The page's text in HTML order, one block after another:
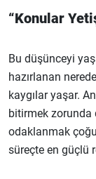
“Konular
Bu düşünceyi
hazırlanan
kaygılar yaşar.
bitirmek zorunda
odaklanmak
süreçte en güçlü